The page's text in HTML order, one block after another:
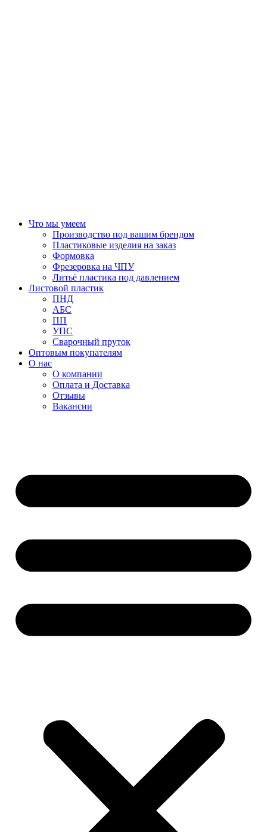
Что мы умеем
Производство под вашим брендом
Пластиковые изделия на заказ
Формовка
Фрезеровка на ЧПУ
Литьё пластика под давлением
Листовой пластик
ПНД
АБС
ПП
УПС
Сварочный пруток
Оптовым покупателям
О нас
О компании
Оплата и Доставка
Отзывы
Вакансии